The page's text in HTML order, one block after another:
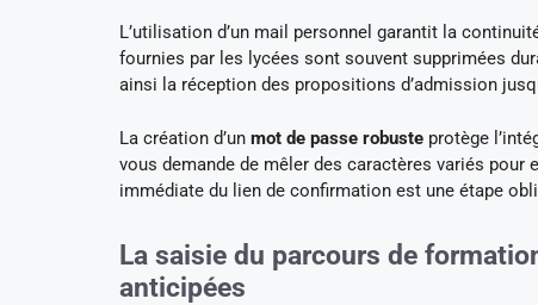
L’utilisation d’un mail personnel garantit la
fournies par les lycées sont souvent supprimées
ainsi la réception des propositions d’admission
La création d’un mot de passe robuste protège
vous demande de mêler des caractères variés
immédiate du lien de confirmation est une étape
La saisie du parcours de
anticipées